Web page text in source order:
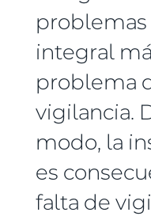
integral
problema
vigilancia.
modo, la
es
falta de